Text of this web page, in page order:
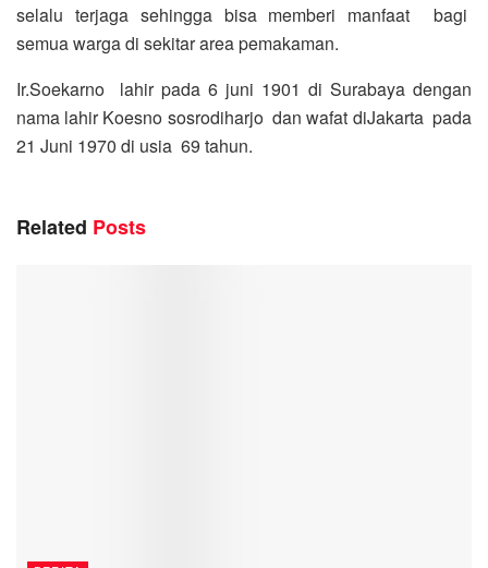
selalu terjaga sehingga bisa memberi manfaat bagi
semua warga di sekitar area pemakaman.
Ir.Soekarno lahir pada 6 juni 1901 di Surabaya dengan
nama lahir Koesno sosrodiharjo dan wafat diJakarta pada
21 Juni 1970 di usia 69 tahun.
Related Posts